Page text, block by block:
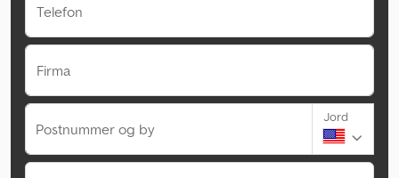
Telefon
Firma
Postnummer og by
Jord